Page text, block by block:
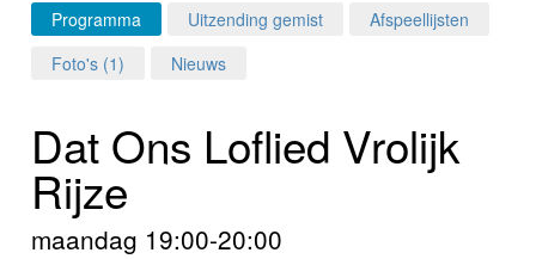
Login
Programma's
Nieuws
Programma Uitzending gemist
Afspeellijsten
Foto's (1)
Nieuws
Dat Ons Loflied Vrolijk
Rijze
maandag 19:00-20:00